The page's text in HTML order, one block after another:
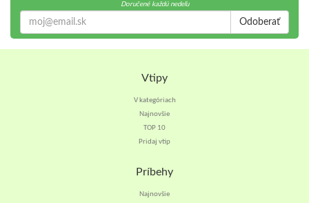
Doručené každú nedeľu
Odoberať
Vtipy
V kategóriach
Najnovšie
TOP 10
Pridaj vtip
Príbehy
Najnovšie